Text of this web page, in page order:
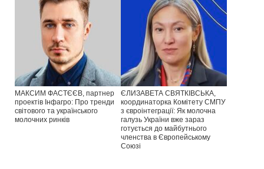
МАКСИМ ФАСТЄЄВ, партнер
проектів Інфагро: Про тренди
світового та українського
молочних ринків
ЄЛИЗАВЕТА СВЯТКІВСЬКА,
координаторка Комітету СМПУ
з євроінтеграції: Як молочна
галузь України вже зараз
готується до майбутнього
членства в Європейському
Союзі